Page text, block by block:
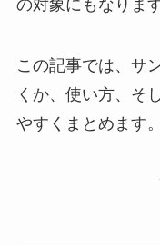
の対象にもなります
この記事では、サ
くか、使い方、そ
やすくまとめます。